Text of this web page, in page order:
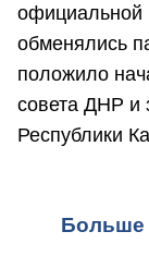
официальной
обменялись
положило
совета ДНР и
Республики
Больше